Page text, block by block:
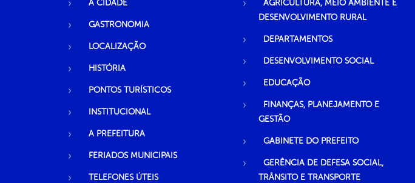
A CIDADE
GASTRONOMIA
LOCALIZAÇÃO
HISTÓRIA
PONTOS TURÍSTICOS
INSTITUCIONAL
A PREFEITURA
FERIADOS MUNICIPAIS
TELEFONES ÚTEIS
AGRICULTURA, MEIO AMBIENTE E
DESENVOLVIMENTO RURAL
DEPARTAMENTOS
DESENVOLVIMENTO SOCIAL
EDUCAÇÃO
FINANÇAS, PLANEJAMENTO E
GESTÃO
GABINETE DO PREFEITO
GERÊNCIA DE DEFESA SOCIAL,
TRÂNSITO E TRANSPORTE